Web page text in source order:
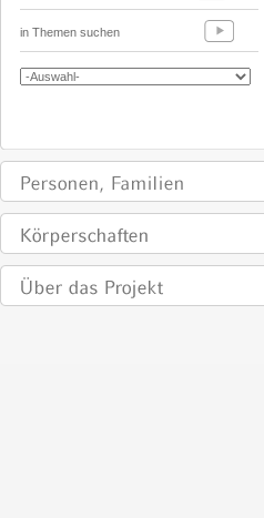
in Themen suchen